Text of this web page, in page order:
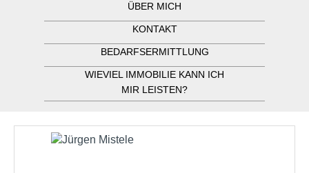
ÜBER MICH
KONTAKT
BEDARFSERMITTLUNG
WIEVIEL IMMOBILIE KANN ICH
MIR LEISTEN?